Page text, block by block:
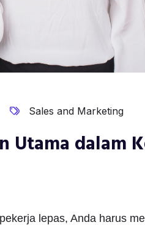
Sales and Marketing
dalam
lepas, Anda harus